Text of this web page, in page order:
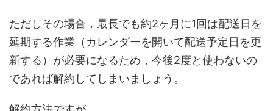
ただしその場合，最長でも約2ヶ月に1回は配送日を
延期する作業（カレンダーを開いて配送予定日を更
新する）が必要になるため，今後2度と使わないの
であれば解約してしまいましょう。